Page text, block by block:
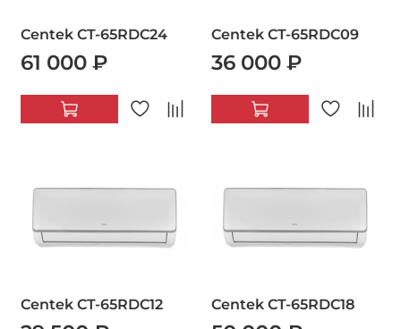
Centek CT-65RDC24
61 000 ₽
Centek CT-65RDC09
36 000 ₽
Centek CT-65RDC12 Centek CT-65RDC18